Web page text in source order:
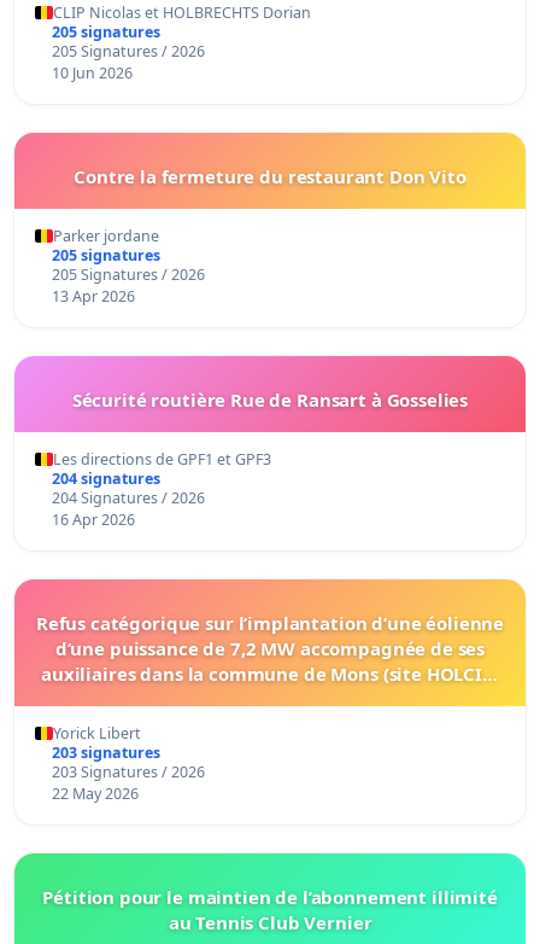
CLIP Nicolas et HOLBRECHTS Dorian
205 signatures
205 Signatures / 2026
10 Jun 2026
Contre la fermeture du restaurant Don Vito
Parker jordane
205 signatures
205 Signatures / 2026
13 Apr 2026
Sécurité routière Rue de Ransart à Gosselies
Les directions de GPF1 et GPF3
204 signatures
204 Signatures / 2026
16 Apr 2026
Refus catégorique sur l’implantation d’une éolienne
d’une puissance de 7,2 MW accompagnée de ses
auxiliaires dans la commune de Mons (site HOLCIM
Yorick Libert
203 signatures
203 Signatures / 2026
22 May 2026
Pétition pour le maintien de l’abonnement illimité
au Tennis Club Vernier